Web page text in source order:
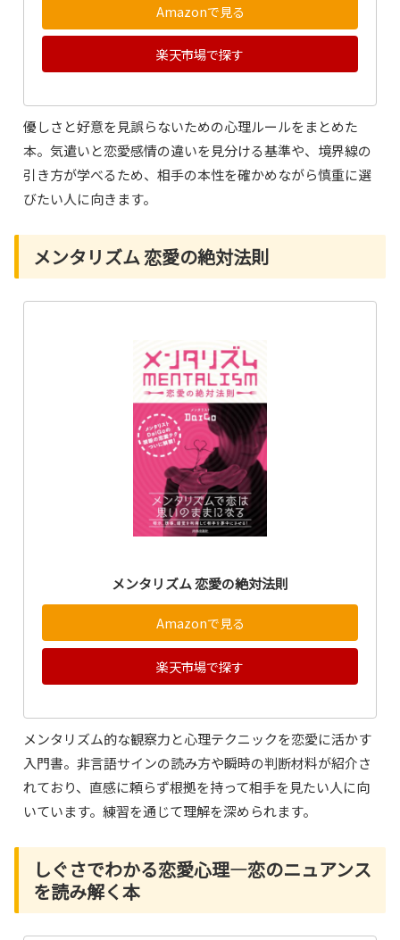
Amazonで見る
楽天市場で探す
優しさと好意を見誤らないための心理ルールをまとめた
本。気遣いと恋愛感情の違いを見分ける基準や、境界線の
引き方が学べるため、相手の本性を確かめながら慎重に選
びたい人に向きます。
メンタリズム 恋愛の絶対法則
メンタリズム 恋愛の絶対法則
Amazonで見る
楽天市場で探す
メンタリズム的な観察力と心理テクニックを恋愛に活かす
入門書。非言語サインの読み方や瞬時の判断材料が紹介さ
れており、直感に頼らず根拠を持って相手を見たい人に向
いています。練習を通じて理解を深められます。
しぐさでわかる恋愛心理―恋のニュアンス
を読み解く本